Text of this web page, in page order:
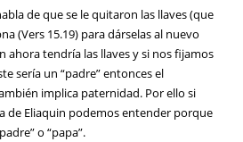
de que se le quitaron las llaves (que
(Vers 15.19) para dárselas al nuevo
ahora tendría las llaves y si nos fijamos
sería un “padre” entonces el
implica paternidad. Por ello si
de Eliaquin podemos entender porque
o “papa”.